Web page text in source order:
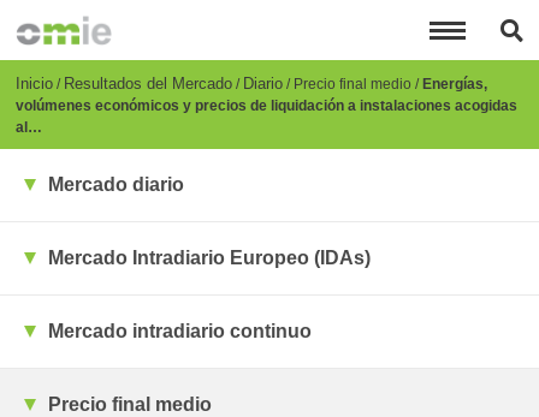
principal
Breadcrumb
Inicio Resultados del Mercado Diario Precio final medio Energías,
volúmenes económicos y precios de liquidación a instalaciones acogidas
al…
Mercado diario
Mercado Intradiario Europeo (IDAs)
Mercado intradiario continuo
Precio final medio